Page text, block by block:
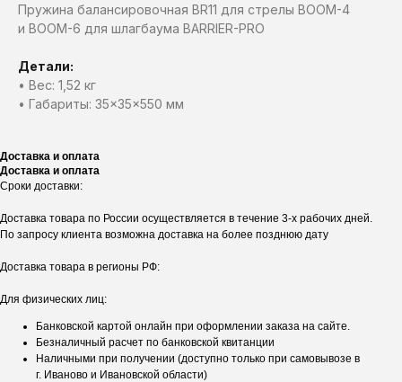
Пружина балансировочная BR11 для стрелы BOOM-4
и BOOM-6 для шлагбаума BARRIER-PRO
Детали:
• Вес: 1,52 кг
• Габариты: 35×35×550 мм
Доставка и оплата
Доставка и оплата
Сроки доставки:
Доставка товара по России осуществляется в течение 3-х рабочих дней.
По запросу клиента возможна доставка на более позднюю дату
Доставка товара в регионы РФ:
Для физических лиц:
Банковской картой онлайн при оформлении заказа на сайте.
Безналичный расчет по банковской квитанции
Наличными при получении (доступно только при самовывозе в
г. Иваново и Ивановской области)